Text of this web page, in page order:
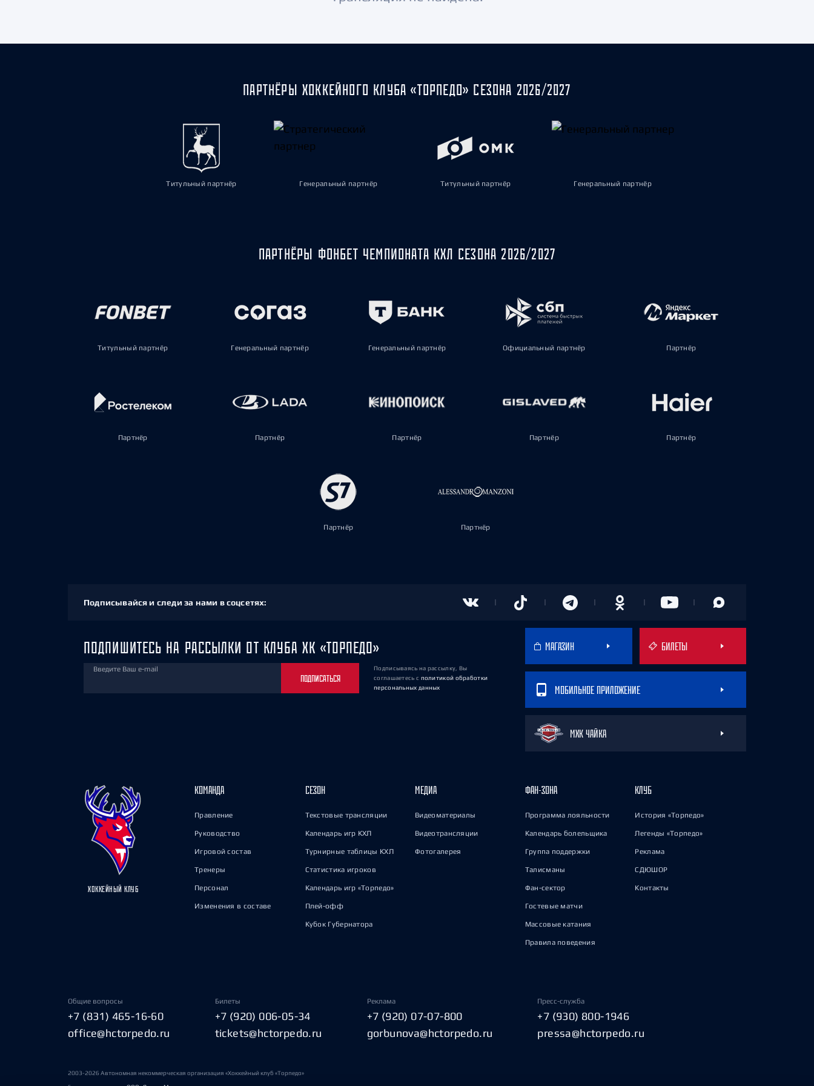
ЦСКА Салават Юлаев
ПАРТНЁРЫ ХОККЕЙНОГО КЛУБА «ТОРПЕДО» СЕЗОНА 2026/2027
Титульный партнёр Генеральный партнёр Титульный партнёр Генеральный партнёр
ПАРТНЁРЫ ФОНБЕТ ЧЕМПИОНАТА КХЛ СЕЗОНА 2026/2027
Титульный партнёр Генеральный партнёр Генеральный партнёр Официальный партнёр Партнёр
Партнёр Партнёр Партнёр Партнёр Партнёр
Партнёр Партнёр
Подписывайся и следи за нами в соцсетях:
ПОДПИШИТЕСЬ НА РАССЫЛКИ ОТ КЛУБА ХК «ТОРПЕДО»
Введите Ваш e-mail
ПОДПИСАТЬСЯ
Подписываясь на рассылку, Вы
соглашаетесь с политикой обработки
персональных данных
МАГАЗИН БИЛЕТЫ
МОБИЛЬНОЕ ПРИЛОЖЕНИЕ
МХК ЧАЙКА
ХОККЕЙНЫЙ КЛУБ
КОМАНДА
Правление
Руководство
Игровой состав
Тренеры
Персонал
Изменения в составе
СЕЗОН
Текстовые трансляции
Календарь игр КХЛ
Турнирные таблицы КХЛ
Статистика игроков
Календарь игр «Торпедо»
Плей-офф
Кубок Губернатора
МЕДИА
Видеоматериалы
Видеотрансляции
Фотогалерея
ФАН-ЗОНА
Программа лояльности
Календарь болельщика
Группа поддержки
Талисманы
Фан-сектор
Гостевые матчи
Массовые катания
Правила поведения
КЛУБ
История «Торпедо»
Легенды «Торпедо»
Реклама
СДЮШОР
Контакты
Общие вопросы
+7 (831) 465-16-60
office@hctorpedo.ru
Билеты
+7 (920) 006-05-34
tickets@hctorpedo.ru
Реклама
+7 (920) 07-07-800
gorbunova@hctorpedo.ru
Пресс-служба
+7 (930) 800-1946
pressa@hctorpedo.ru
2003-2026 Автономная некоммерческая организация «Хоккейный клуб «Торпедо»